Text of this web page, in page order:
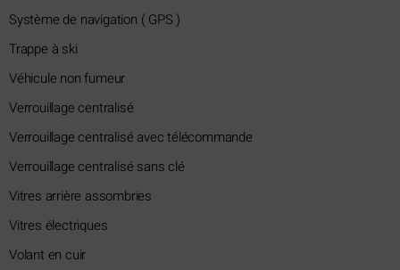
Système de navigation ( GPS )
Trappe à ski
Véhicule non fumeur
Verrouillage centralisé
Verrouillage centralisé avec télécommande
Verrouillage centralisé sans clé
Vitres arrière assombries
Vitres électriques
Volant en cuir